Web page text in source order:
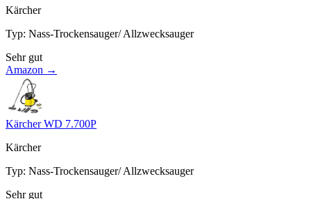
Kärcher
Typ: Nass-Trockensauger/ Allzwecksauger
Sehr gut
Amazon →
Kärcher WD 7.700P
Kärcher
Typ: Nass-Trockensauger/ Allzwecksauger
Sehr gut